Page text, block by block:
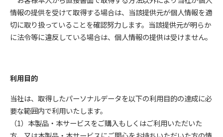
情報の提供を受けて取得する場合は、当該提供元が個人情報を適
切に取り扱っていることを確認努力します。当該提供元が明らか
に法令等に違反している場合は、個人情報の提供は受けません。
利用目的
当社は、取得したパーソナルデータを以下の利用目的の達成に必
要な範囲内で利用いたします。
（1）本製品・本サービスをご購入もしくはご利用いただいた